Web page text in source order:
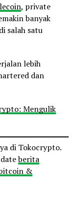
, private
banyak
salah satu
lebih
dan
Mengulik
di Tokocrypto.
berita
&